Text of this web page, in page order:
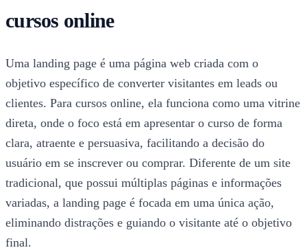
cursos online
Uma landing page é uma página web criada com o
objetivo específico de converter visitantes em leads ou
clientes. Para cursos online, ela funciona como uma vitrine
direta, onde o foco está em apresentar o curso de forma
clara, atraente e persuasiva, facilitando a decisão do
usuário em se inscrever ou comprar. Diferente de um site
tradicional, que possui múltiplas páginas e informações
variadas, a landing page é focada em uma única ação,
eliminando distrações e guiando o visitante até o objetivo
final.